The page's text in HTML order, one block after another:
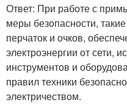
Ответ: При работе с
меры безопасности,
перчаток и очков,
электроэнергии от сети,
инструментов и
правил техники
электричеством.